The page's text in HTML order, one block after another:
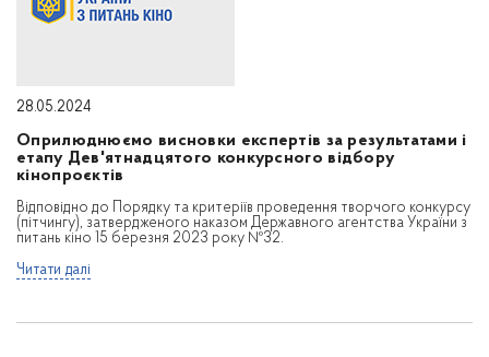
28.05.2024
Оприлюднюємо висновки експертів за результатами і
етапу Дев'ятнадцятого конкурсного відбору
кінопроєктів
Відповідно до Порядку та критеріїв проведення творчого конкурсу
(пітчингу), затвердженого наказом Державного агентства України з
питань кіно 15 березня 2023 року №32.
Читати далі